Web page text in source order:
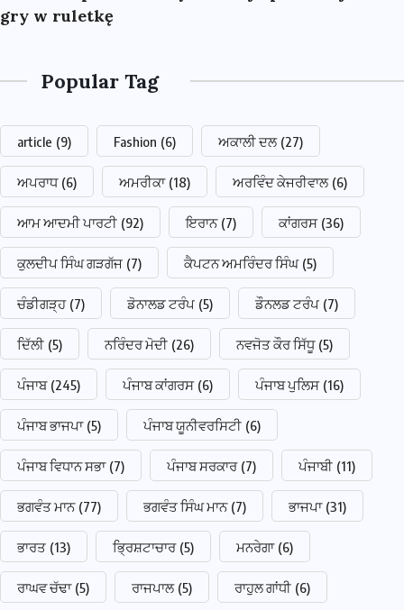
gry w ruletkę
Popular Tag
article (9) Fashion (6) ਅਕਾਲੀ ਦਲ (27)
ਅਪਰਾਧ (6) ਅਮਰੀਕਾ (18) ਅਰਵਿੰਦ ਕੇਜਰੀਵਾਲ (6)
ਆਮ ਆਦਮੀ ਪਾਰਟੀ (92) ਇਰਾਨ (7) ਕਾਂਗਰਸ (36)
ਕੁਲਦੀਪ ਸਿੰਘ ਗੜਗੱਜ (7) ਕੈਪਟਨ ਅਮਰਿੰਦਰ ਸਿੰਘ (5)
ਚੰਡੀਗੜ੍ਹ (7) ਡੋਨਾਲਡ ਟਰੰਪ (5) ਡੌਨਲਡ ਟਰੰਪ (7)
ਦਿੱਲੀ (5) ਨਰਿੰਦਰ ਮੋਦੀ (26) ਨਵਜੋਤ ਕੌਰ ਸਿੱਧੂ (5)
ਪੰਜਾਬ (245) ਪੰਜਾਬ ਕਾਂਗਰਸ (6) ਪੰਜਾਬ ਪੁਲਿਸ (16)
ਪੰਜਾਬ ਭਾਜਪਾ (5) ਪੰਜਾਬ ਯੂਨੀਵਰਸਿਟੀ (6)
ਪੰਜਾਬ ਵਿਧਾਨ ਸਭਾ (7) ਪੰਜਾਬ ਸਰਕਾਰ (7) ਪੰਜਾਬੀ (11)
ਭਗਵੰਤ ਮਾਨ (77) ਭਗਵੰਤ ਸਿੰਘ ਮਾਨ (7) ਭਾਜਪਾ (31)
ਭਾਰਤ (13) ਭ੍ਰਿਸ਼ਟਾਚਾਰ (5) ਮਨਰੇਗਾ (6)
ਰਾਘਵ ਚੱਢਾ (5) ਰਾਜਪਾਲ (5) ਰਾਹੁਲ ਗਾਂਧੀ (6)